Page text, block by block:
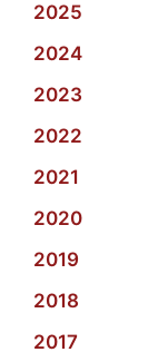
2025
2024
2023
2022
2021
2020
2019
2018
2017